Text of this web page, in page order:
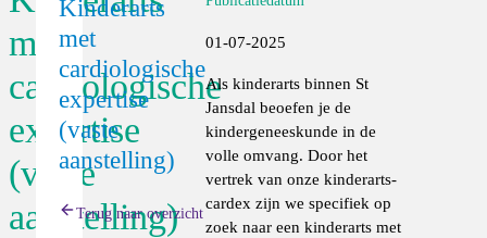
met
cardiologische
expertise
(vaste
aanstelling)
Kinderarts
met
cardiologische
expertise
(vaste
aanstelling)
Terug naar overzicht
01-07-2025
Als kinderarts binnen St
Jansdal beoefen je de
kindergeneeskunde in de
volle omvang. Door het
vertrek van onze kinderarts-
cardex zijn we specifiek op
zoek naar een kinderarts met